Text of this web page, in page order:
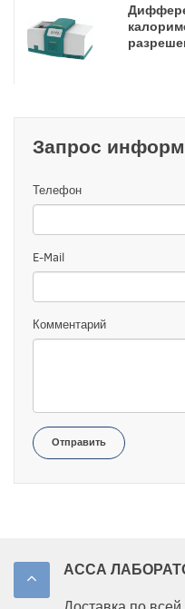
Запрос
Телефон
E-Mail
Комментарий
Отправить
АССА